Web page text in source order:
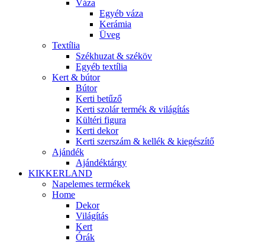
Váza
Egyéb váza
Kerámia
Üveg
Textília
Székhuzat & széköv
Egyéb textília
Kert & bútor
Bútor
Kerti betűző
Kerti szolár termék & világítás
Kültéri figura
Kerti dekor
Kerti szerszám & kellék & kiegészítő
Ajándék
Ajándéktárgy
KIKKERLAND
Napelemes termékek
Home
Dekor
Világítás
Kert
Órák